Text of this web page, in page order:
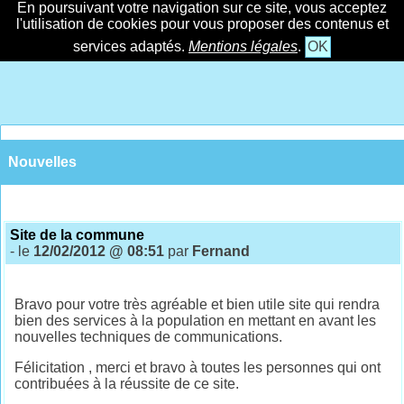
En poursuivant votre navigation sur ce site, vous acceptez
l'utilisation de cookies pour vous proposer des contenus et
services adaptés. Mentions légales. OK
Nouvelles
Site de la commune
- le 12/02/2012 @ 08:51 par Fernand
Bravo pour votre très agréable et bien utile site qui rendra
bien des services à la population en mettant en avant les
nouvelles techniques de communications.
Félicitation , merci et bravo à toutes les personnes qui ont
contribuées à la réussite de ce site.